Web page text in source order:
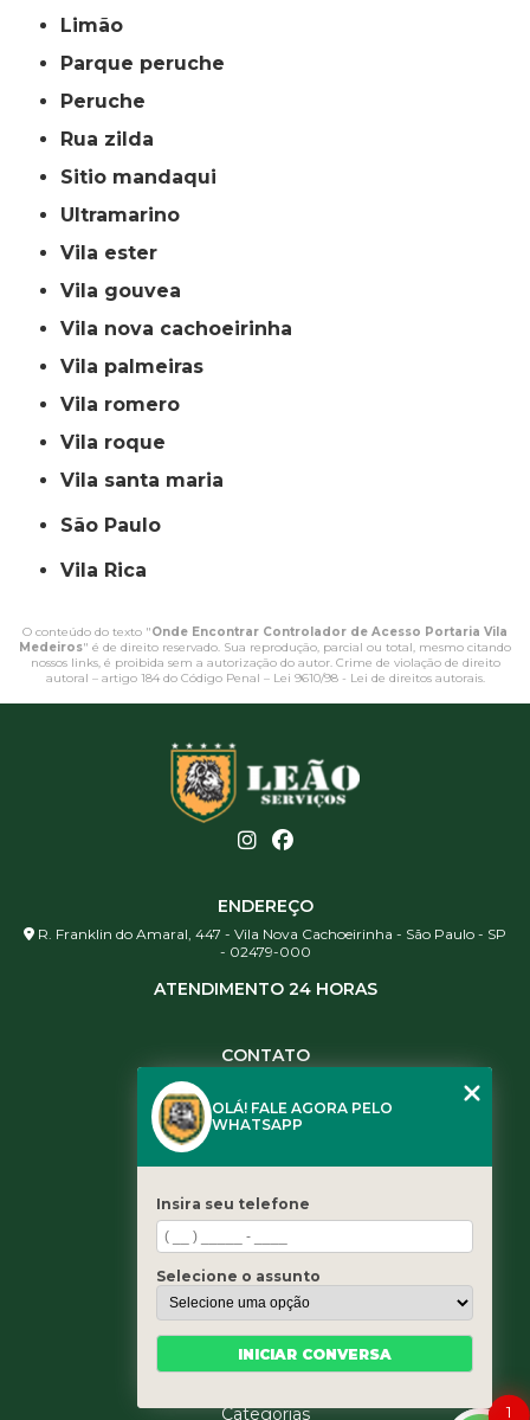
limão
parque peruche
peruche
rua zilda
sitio mandaqui
ultramarino
vila ester
vila gouvea
vila nova cachoeirinha
vila palmeiras
vila romero
vila roque
vila santa maria
São Paulo
Vila Rica
O conteúdo do texto "Onde Encontrar Controlador de Acesso Portaria Vila
Medeiros" é de direito reservado. Sua reprodução, parcial ou total, mesmo citando
nossos links, é proibida sem a autorização do autor. Crime de violação de direito
autoral – artigo 184 do Código Penal – Lei 9610/98 - Lei de direitos autorais.
ENDEREÇO
R. Franklin do Amaral, 447 - Vila Nova Cachoeirinha - São Paulo - SP
- 02479-000
ATENDIMENTO 24 HORAS
CONTATO
(11) 3461-5871
contato@leaoservicos.com.br
Home
Quem somos
Serviços
Blog
Categorias
1
OLÁ! FALE AGORA PELO
WHATSAPP
Insira seu telefone
Selecione o assunto
INICIAR CONVERSA